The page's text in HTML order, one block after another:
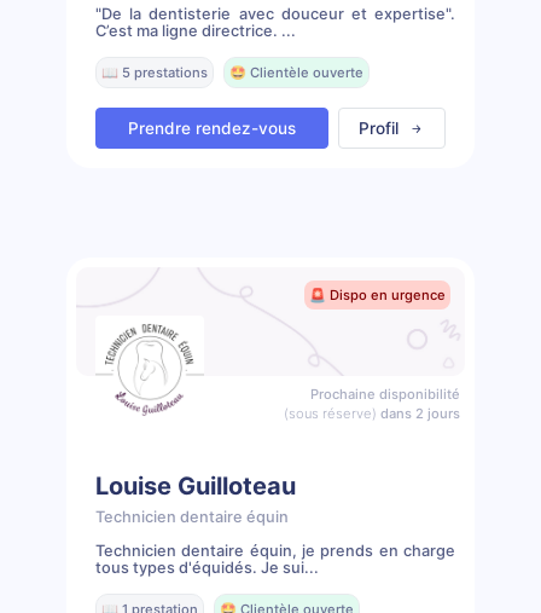
"De la dentisterie avec douceur et expertise".
C’est ma ligne directrice. ...
📖 5 prestations 🤩 Clientèle ouverte
Prendre rendez-vous Profil
🚨 Dispo en urgence
Prochaine disponibilité
(sous réserve) dans 2 jours
Louise Guilloteau
Technicien dentaire équin
Technicien dentaire équin, je prends en charge
tous types d'équidés. Je sui...
📖 1 prestation 🤩 Clientèle ouverte